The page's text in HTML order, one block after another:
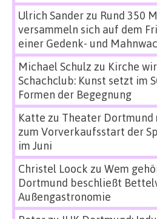
Ulrich Sanderzu Rund 350
versammeln sich auf dem
einer Gedenk- und
Michael Schulz zu Kirche
Schachclub: Kunst setzt im
Formen der Begegnung
Katte zu Theater Dortmund
zum Vorverkaufsstart der
im Juni
Christel Loock zu Wem
Dortmund beschließt
Außengastronomie